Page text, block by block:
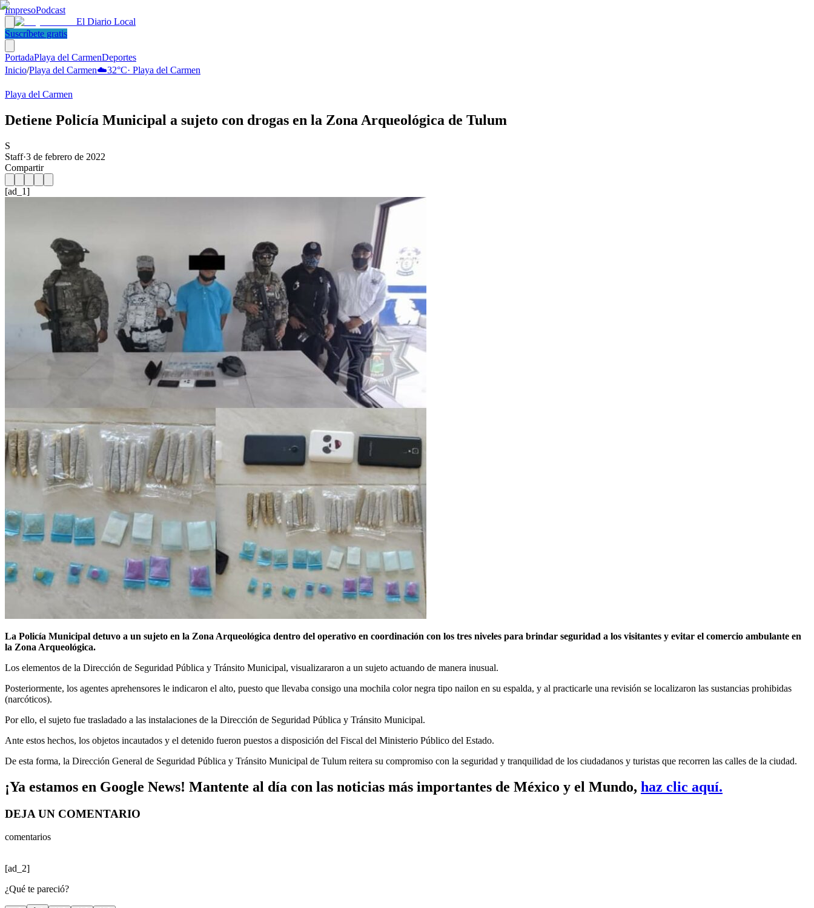
ImpresoPodcast
El Diario Local
Suscríbete gratis
PortadaPlaya del CarmenDeportes
Inicio/Playa del Carmen☁️32°C· Playa del Carmen
Playa del Carmen
Detiene Policía Municipal a sujeto con drogas en la Zona Arqueológica de Tulum
S
Staff·3 de febrero de 2022
Compartir
[ad_1]
La Policía Municipal detuvo a un sujeto en la Zona Arqueológica dentro del operativo en coordinación con los tres niveles para brindar seguridad a los visitantes y evitar el comercio ambulante en
la Zona Arqueológica.
Los elementos de la Dirección de Seguridad Pública y Tránsito Municipal, visualizararon a un sujeto actuando de manera inusual.
Posteriormente, los agentes aprehensores le indicaron el alto, puesto que llevaba consigo una mochila color negra tipo nailon en su espalda, y al practicarle una revisión se localizaron las sustancias prohibidas
(narcóticos).
Por ello, el sujeto fue trasladado a las instalaciones de la Dirección de Seguridad Pública y Tránsito Municipal.
Ante estos hechos, los objetos incautados y el detenido fueron puestos a disposición del Fiscal del Ministerio Público del Estado.
De esta forma, la Dirección General de Seguridad Pública y Tránsito Municipal de Tulum reitera su compromiso con la seguridad y tranquilidad de los ciudadanos y turistas que recorren las calles de la ciudad.
¡Ya estamos en Google News! Mantente al día con las noticias más importantes de México y el Mundo, haz clic aquí.
DEJA UN COMENTARIO
comentarios
[ad_2]
¿Qué te pareció?